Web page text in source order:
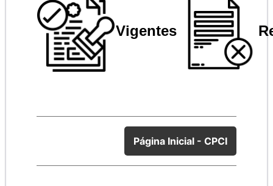
Vigentes
Página Inicial - CPCI